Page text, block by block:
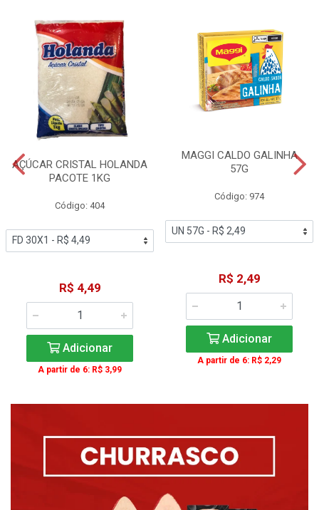
AÇÚCAR CRISTAL HOLANDA
PACOTE 1KG
Código: 404
R$ 4,49
Adicionar
A partir de 6: R$ 3,99
MAGGI CALDO GALINHA
57G
Código: 974
R$ 2,49
Adicionar
A partir de 6: R$ 2,29